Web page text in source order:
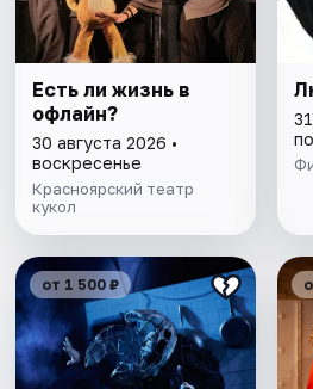
Есть ли жизнь в
офлайн?
30 августа 2026 •
воскресенье
Красноярский театр
кукол
от 1 500 ₽